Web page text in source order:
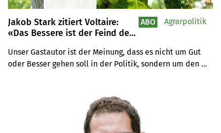
Jakob Stark zitiert Voltaire:
«Das Bessere ist der Feind des
Unser Gastautor ist der Meinung, dass es nicht um Gut
oder Besser gehen soll in der Politik, sondern um den
ABO Agrarpolitik